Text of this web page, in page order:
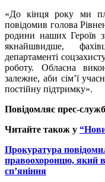
«До кінця року ми
повідомив голова
родини наших Героїв
якнайшвидше,
департаменті
роботу. Обласна
залежне, аби сім’ї
постійну підтримку».
Повідомляє прес-
Читайте також у
Прокуратура
правоохоронцю, який
сп’яніння